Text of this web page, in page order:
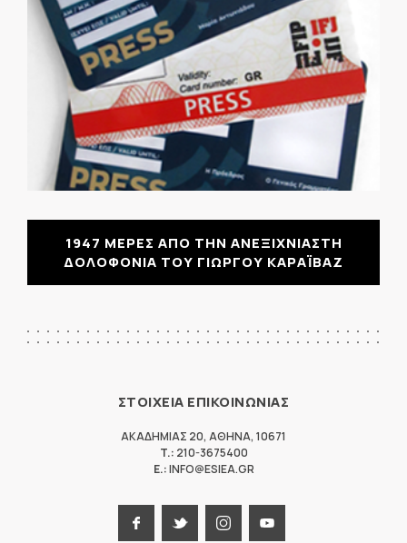
1947 ΜΕΡΕΣ ΑΠΟ ΤΗΝ ΑΝΕΞΙΧΝΙΑΣΤΗ
ΔΟΛΟΦΟΝΙΑ ΤΟΥ ΓΙΩΡΓΟΥ ΚΑΡΑΪΒΑΖ
ΣΤΟΙΧΕΙΑ ΕΠΙΚΟΙΝΩΝΙΑΣ
ΑΚΑΔΗΜΙΑΣ 20, ΑΘΗΝΑ, 10671
T.: 210-3675400
E.:INFO@ESIEA.GR